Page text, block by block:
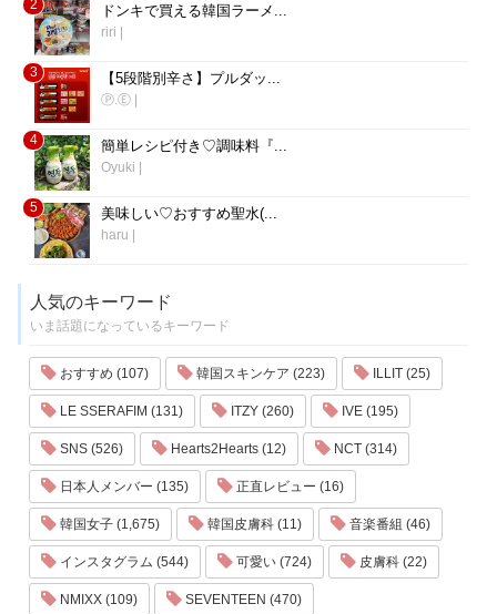
2 ドンキで買える韓国ラーメ...
riri |
3 【5段階別辛さ】プルダッ...
Ⓟ.Ⓔ |
4 簡単レシピ付き♡調味料『...
Oyuki |
5 美味しい♡おすすめ聖水(...
haru |
人気のキーワード
いま話題になっているキーワード
おすすめ (107) 韓国スキンケア (223) ILLIT (25)
LE SSERAFIM (131) ITZY (260) IVE (195)
SNS (526) Hearts2Hearts (12) NCT (314)
日本人メンバー (135) 正直レビュー (16)
韓国女子 (1,675) 韓国皮膚科 (11) 音楽番組 (46)
インスタグラム (544) 可愛い (724) 皮膚科 (22)
NMIXX (109) SEVENTEEN (470)